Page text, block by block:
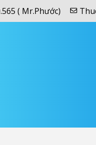
( Mr.Phước)